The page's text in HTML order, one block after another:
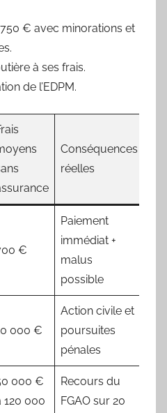
€ avec minorations et
à ses frais.
de l’EDPM.
Conséquences
réelles
€
Paiement
immédiat +
malus
possible
000 €
Action civile et
poursuites
pénales
000 €
120 000
Recours du
FGAO sur 20